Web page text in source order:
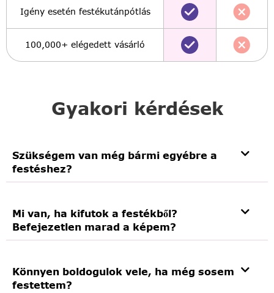
Gyakori kérdések
Szükségem van még bármi egyébre a
festéshez?
Mi van, ha kifutok a festékből?
Befejezetlen marad a képem?
Könnyen boldogulok vele, ha még sosem
festettem?
Igény esetén festékutánpótlás
100,000+ elégedett vásárló